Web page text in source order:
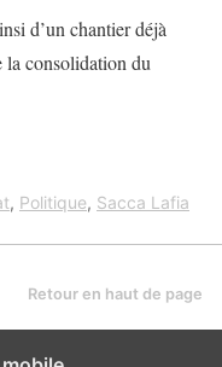
d’un chantier déjà
la consolidation du
, Politique, Sacca Lafia
Retour en haut de page